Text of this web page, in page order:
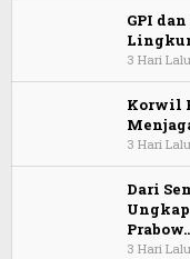
GPI
3 Hari Lalu
Korwil
3 Hari Lalu
Dari
3 Hari Lalu